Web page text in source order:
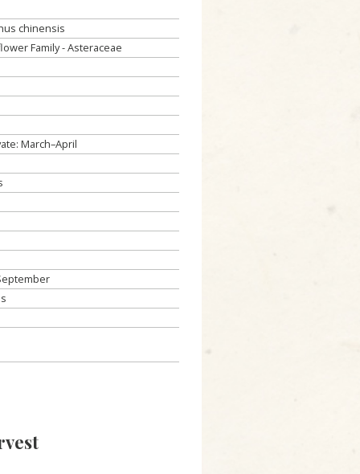
chinensis
Family - Asteraceae
March–April